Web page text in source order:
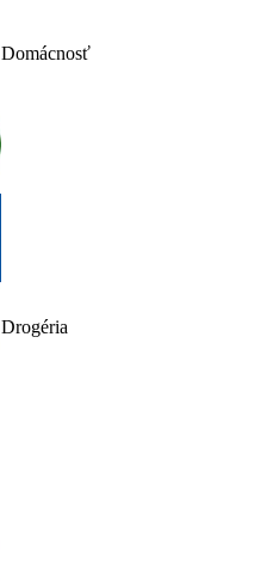
Domácnosť
Drogéria